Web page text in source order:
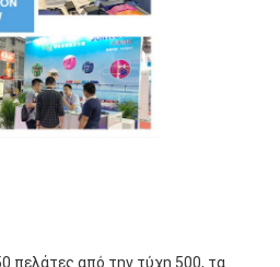
πελάτες από την τύχη 500, τα